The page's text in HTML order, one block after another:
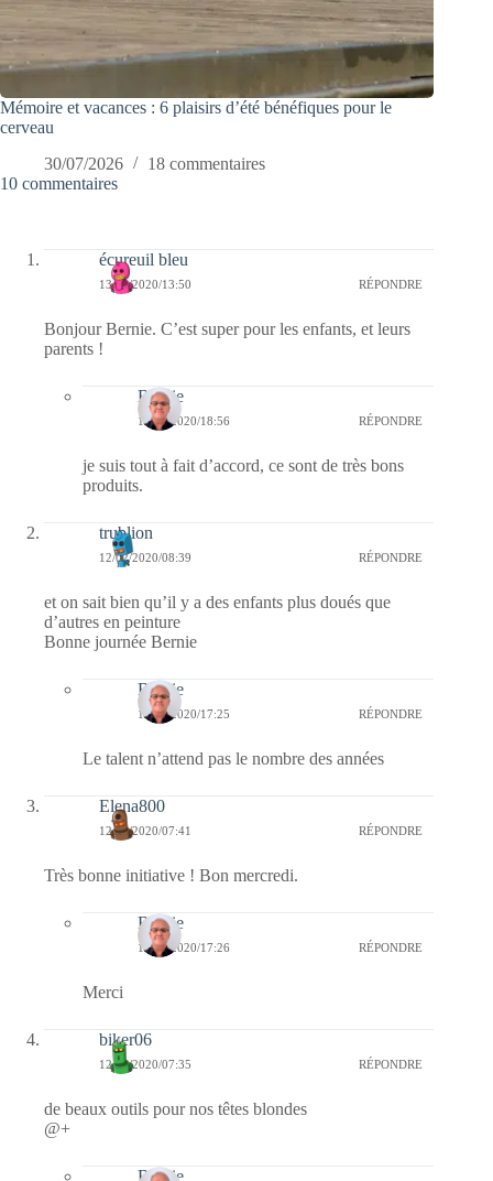
Mémoire et vacances : 6 plaisirs d’été bénéfiques pour le
cerveau
30/07/2026
18 commentaires
10 commentaires
écureuil bleu
13/02/2020/13:50 RÉPONDRE
Bonjour Bernie. C’est super pour les enfants, et leurs
parents !
Bernie
13/02/2020/18:56 RÉPONDRE
je suis tout à fait d’accord, ce sont de très bons
produits.
trublion
12/02/2020/08:39 RÉPONDRE
et on sait bien qu’il y a des enfants plus doués que
d’autres en peinture
Bonne journée Bernie
Bernie
12/02/2020/17:25 RÉPONDRE
Le talent n’attend pas le nombre des années
Elena800
12/02/2020/07:41 RÉPONDRE
Très bonne initiative ! Bon mercredi.
Bernie
12/02/2020/17:26 RÉPONDRE
Merci
biker06
12/02/2020/07:35 RÉPONDRE
de beaux outils pour nos têtes blondes
@+
Bernie